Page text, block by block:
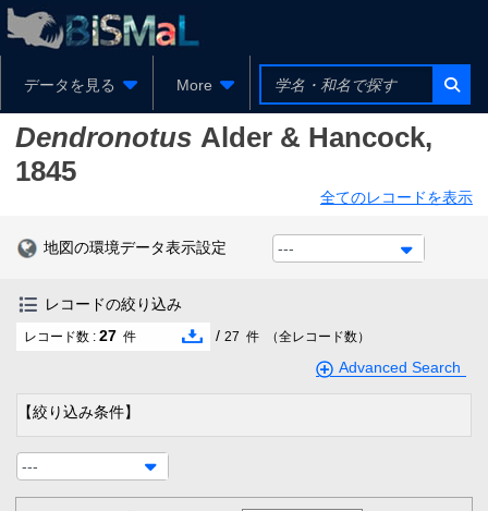
データを見る More
Dendronotus Alder & Hancock,
1845
全てのレコードを表示
地図の環境データ表示設定 ---
レコードの絞り込み
レコード数 : 27 件 / 27 件 （全レコード数）
Advanced Search
【絞り込み条件】
---